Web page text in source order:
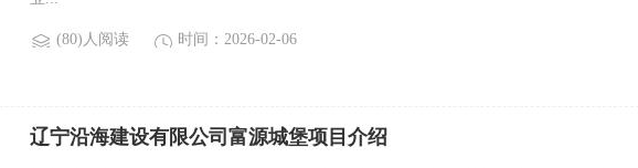
(80)人阅读 时间：2026-02-06
辽宁沿海建设有限公司富源城堡项目介绍